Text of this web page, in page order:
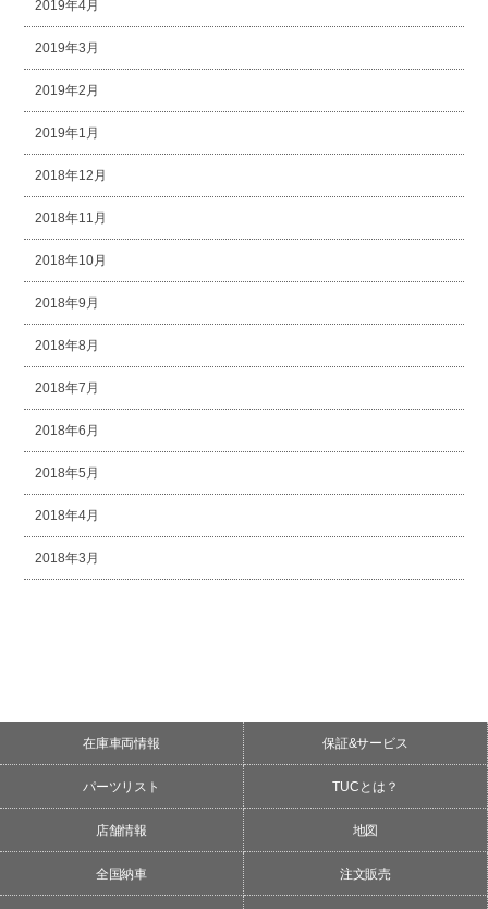
2019年4月
2019年3月
2019年2月
2019年1月
2018年12月
2018年11月
2018年10月
2018年9月
2018年8月
2018年7月
2018年6月
2018年5月
2018年4月
2018年3月
在庫車両情報 保証&サービス
パーツリスト TUCとは？
店舗情報 地図
全国納車 注文販売